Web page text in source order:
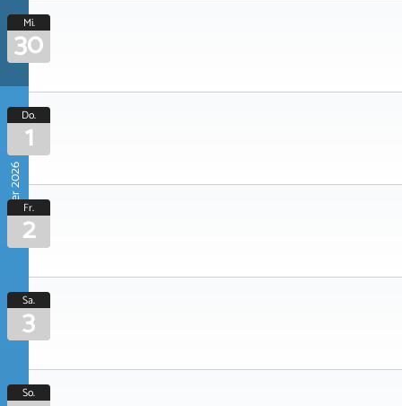
Mi.
30
Oktober 2026
Do.
1
Fr.
2
Sa.
3
So.